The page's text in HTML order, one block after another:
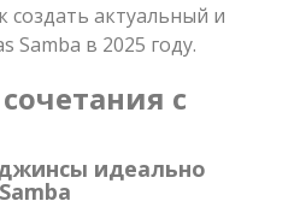
создать актуальный и
Samba в 2025 году.
с
идеально